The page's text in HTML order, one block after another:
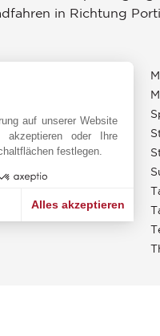
in Richtung
auf unserer Website
akzeptieren oder Ihre
festlegen.
Alles akzeptieren
Passen Sie Ihre Optionen
Ihre